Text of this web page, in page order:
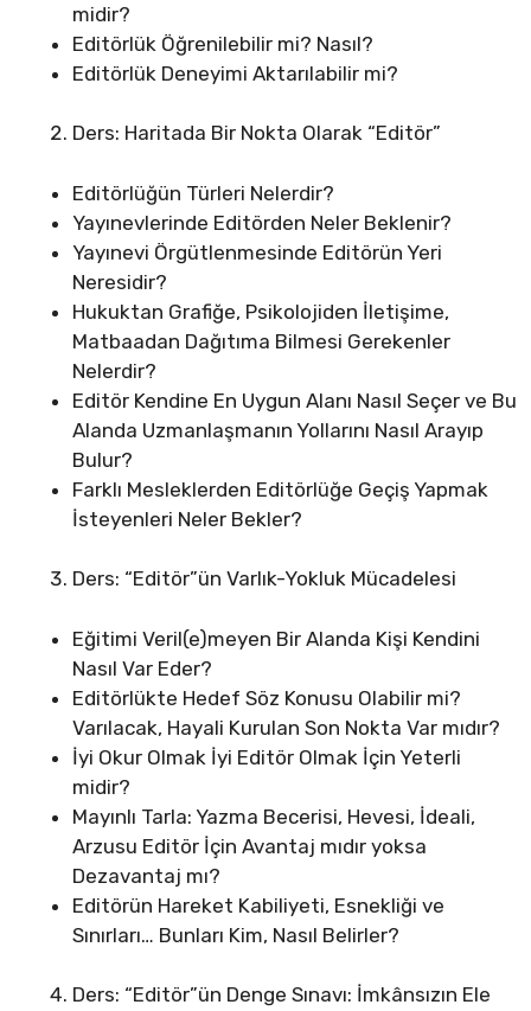
midir?
Editörlük Öğrenilebilir mi? Nasıl?
Editörlük Deneyimi Aktarılabilir mi?
Ders: Haritada Bir Nokta Olarak “Editör”
Editörlüğün Türleri Nelerdir?
Yayınevlerinde Editörden Neler Beklenir?
Yayınevi Örgütlenmesinde Editörün Yeri
Neresidir?
Hukuktan Grafiğe, Psikolojiden İletişime,
Matbaadan Dağıtıma Bilmesi Gerekenler
Nelerdir?
Editör Kendine En Uygun Alanı Nasıl Seçer ve Bu
Alanda Uzmanlaşmanın Yollarını Nasıl Arayıp
Bulur?
Farklı Mesleklerden Editörlüğe Geçiş Yapmak
İsteyenleri Neler Bekler?
Ders: “Editör”ün Varlık-Yokluk Mücadelesi
Eğitimi Veril(e)meyen Bir Alanda Kişi Kendini
Nasıl Var Eder?
Editörlükte Hedef Söz Konusu Olabilir mi?
Varılacak, Hayali Kurulan Son Nokta Var mıdır?
İyi Okur Olmak İyi Editör Olmak İçin Yeterli
midir?
Mayınlı Tarla: Yazma Becerisi, Hevesi, İdeali,
Arzusu Editör İçin Avantaj mıdır yoksa
Dezavantaj mı?
Editörün Hareket Kabiliyeti, Esnekliği ve
Sınırları… Bunları Kim, Nasıl Belirler?
Ders: “Editör”ün Denge Sınavı: İmkânsızın Ele